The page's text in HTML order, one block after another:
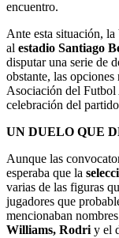
encuentro.
Ante esta situación, la
al estadio Santiago
disputar una serie de
obstante, las
Asociación del
celebración del
UN DUELO QUE
Aunque las
esperaba que la
varias de las figuras
jugadores que
mencionaban
Williams, Rodri y el